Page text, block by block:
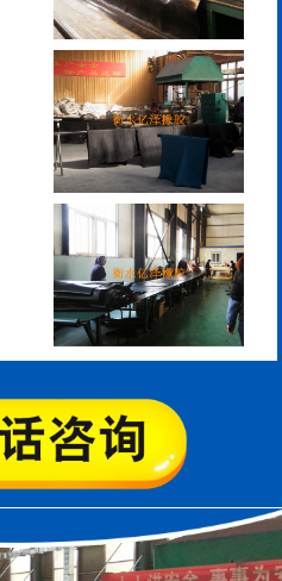
C型桥梁伸缩缝
390*14米的圆形充气芯
模
桥梁空心板气囊